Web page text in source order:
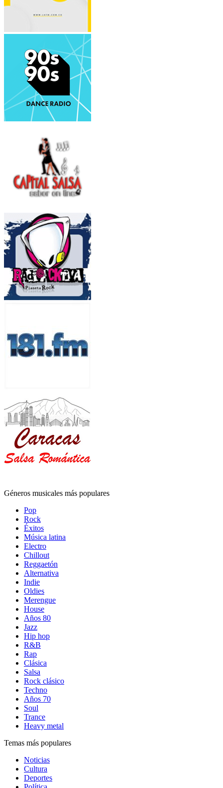
Géneros musicales más populares
Pop
Rock
Éxitos
Música latina
Electro
Chillout
Reggaetón
Alternativa
Indie
Oldies
Merengue
House
Años 80
Jazz
Hip hop
R&B
Rap
Clásica
Salsa
Rock clásico
Techno
Años 70
Soul
Trance
Heavy metal
Temas más populares
Noticias
Cultura
Deportes